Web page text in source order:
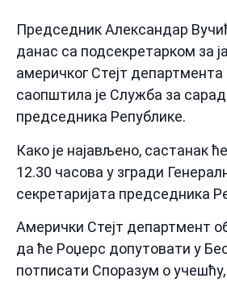
Председник Александар
данас са подсекретарком за
америчког Стејт
саопштила је Служба за
председника Републике.
Како је најављено, састанак
12.30 часова у згради
секретаријата председника
Амерички Стејт департмент
да ће Роџерс допутовати у
потписати Споразум о учешћу,